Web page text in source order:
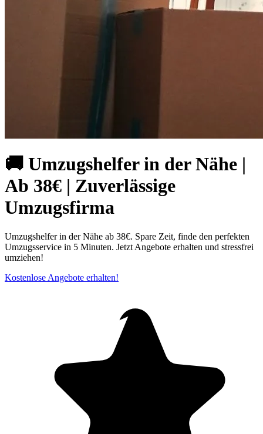
🚚 Umzugshelfer in der Nähe |
Ab 38€ | Zuverlässige
Umzugsfirma
Umzugshelfer in der Nähe ab 38€. Spare Zeit, finde den perfekten
Umzugsservice in 5 Minuten. Jetzt Angebote erhalten und stressfrei
umziehen!
Kostenlose Angebote erhalten!